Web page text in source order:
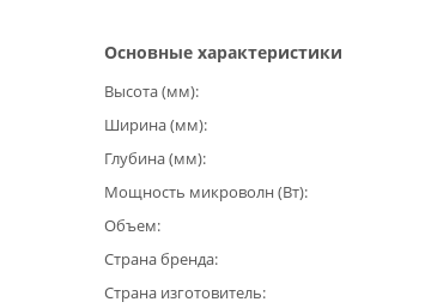
Основные характеристики
Высота (мм)
Ширина (мм)
Глубина (мм)
Мощность микроволн (Вт)
Объем
Страна бренда
Страна изготовитель